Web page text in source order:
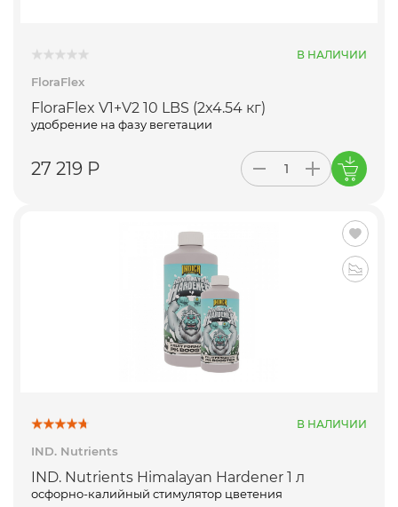
В НАЛИЧИИ
FloraFlex
FloraFlex V1+V2 10 LBS (2x4.54 кг)
удобрение на фазу вегетации
27 219 Р
В НАЛИЧИИ
IND. Nutrients
IND. Nutrients Himalayan Hardener 1 л
осфорно-калийный стимулятор цветения